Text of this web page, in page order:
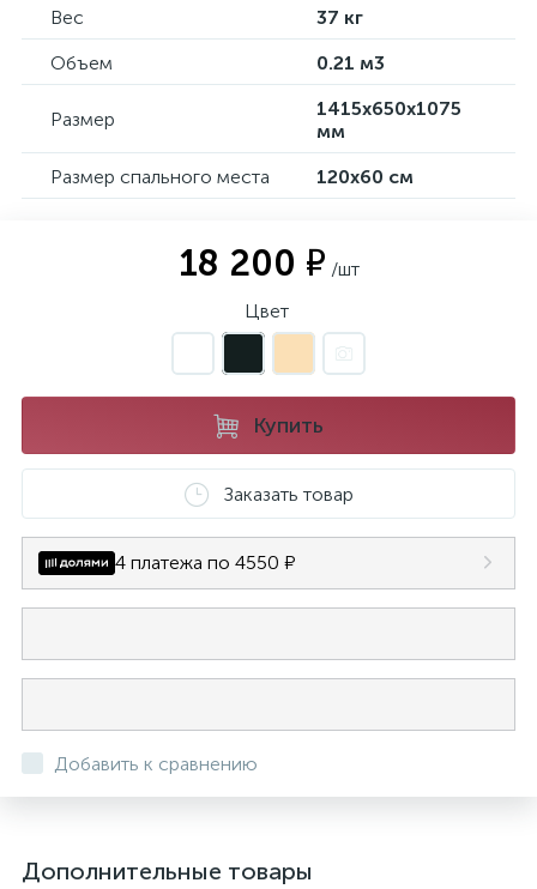
Вес
37 кг
Объем
0.21 м3
Размер
1415x650x1075
мм
Размер спального места
120х60 см
18 200 ₽ /шт
Цвет
Купить
Заказать товар
4 платежа по 4550 ₽
Добавить к сравнению
Дополнительные товары